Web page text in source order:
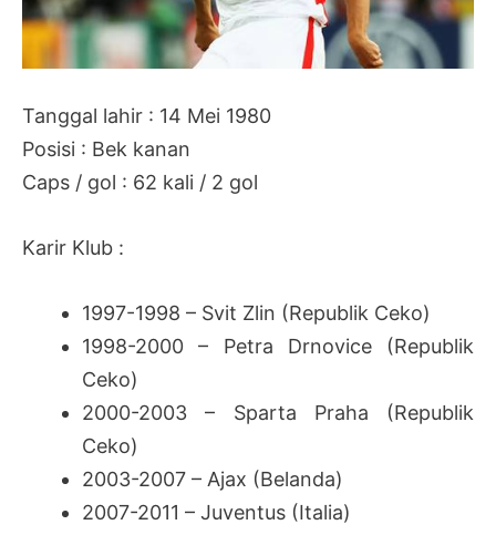
Tanggal lahir : 14 Mei 1980
Posisi : Bek kanan
Caps / gol : 62 kali / 2 gol
Karir Klub :
1997-1998 – Svit Zlin (Republik Ceko)
1998-2000 – Petra Drnovice (Republik
Ceko)
2000-2003 – Sparta Praha (Republik
Ceko)
2003-2007 – Ajax (Belanda)
2007-2011 – Juventus (Italia)